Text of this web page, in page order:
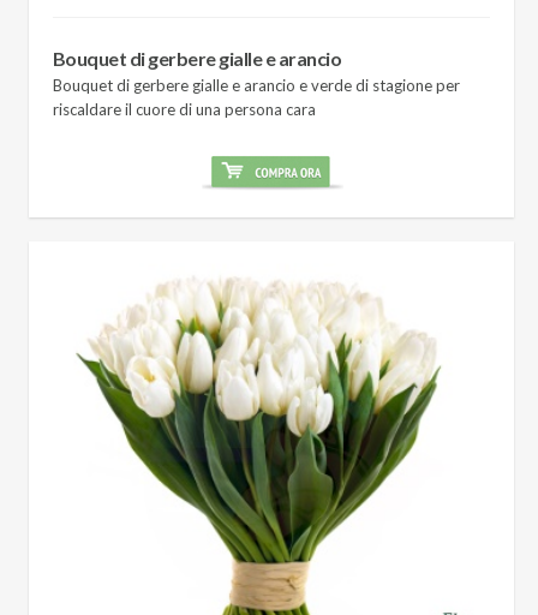
Bouquet di gerbere gialle e arancio
Bouquet di gerbere gialle e arancio e verde di stagione per
riscaldare il cuore di una persona cara